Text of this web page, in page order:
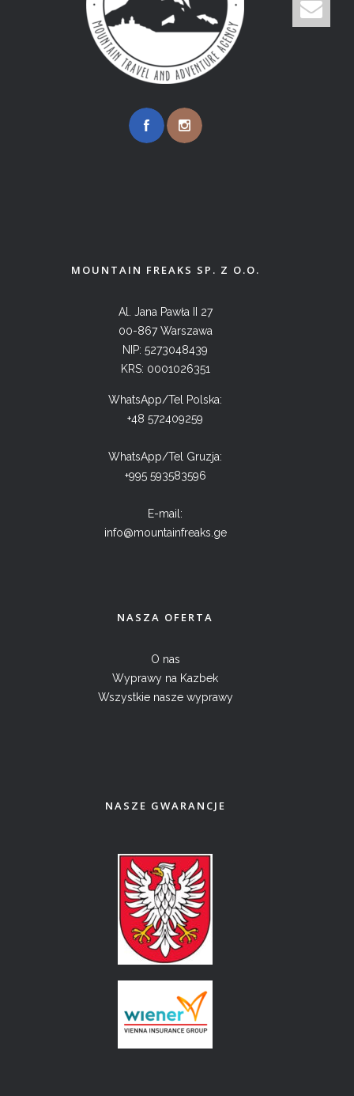
MOUNTAIN FREAKS SP. Z O.O.
Al. Jana Pawła II 27
00-867 Warszawa
NIP: 5273048439
KRS: 0001026351
WhatsApp/Tel Polska:
+48 572409259
WhatsApp/Tel Gruzja:
+995 593583596
E-mail:
info@mountainfreaks.ge
NASZA OFERTA
O nas
Wyprawy na Kazbek
Wszystkie nasze wyprawy
NASZE GWARANCJE